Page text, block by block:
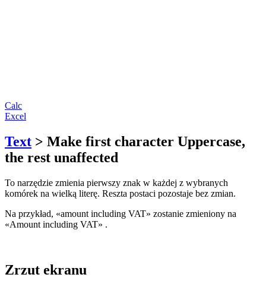
Calc
Excel
Text > Make first character Uppercase,
the rest unaffected
To narzędzie zmienia pierwszy znak w każdej z wybranych
komórek na wielką literę. Reszta postaci pozostaje bez zmian.
Na przykład, «amount including VAT» zostanie zmieniony na
«Amount including VAT» .
Zrzut ekranu